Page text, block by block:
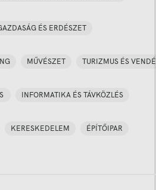
ÉS ERDÉSZET
MŰVÉSZET TURIZMUS ÉS
INFORMATIKA ÉS TÁVKÖZLÉS
KERESKEDELEM ÉPÍTŐIPAR